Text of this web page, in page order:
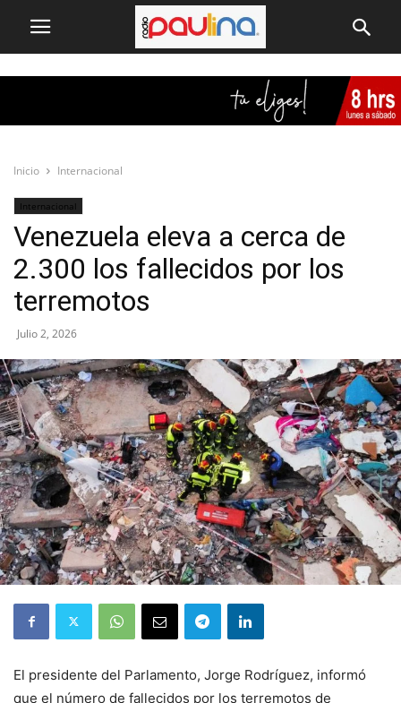
Inicio Internacional
Internacional
Venezuela eleva a cerca de
2.300 los fallecidos por los
terremotos
Julio 2, 2026
El presidente del Parlamento, Jorge Rodríguez, informó
que el número de fallecidos por los terremotos de